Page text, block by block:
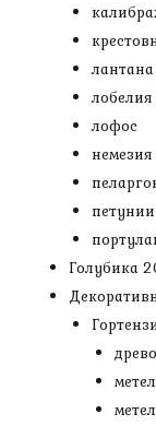
лантана
лобелия
лофос
немезия
петунии
Голубика